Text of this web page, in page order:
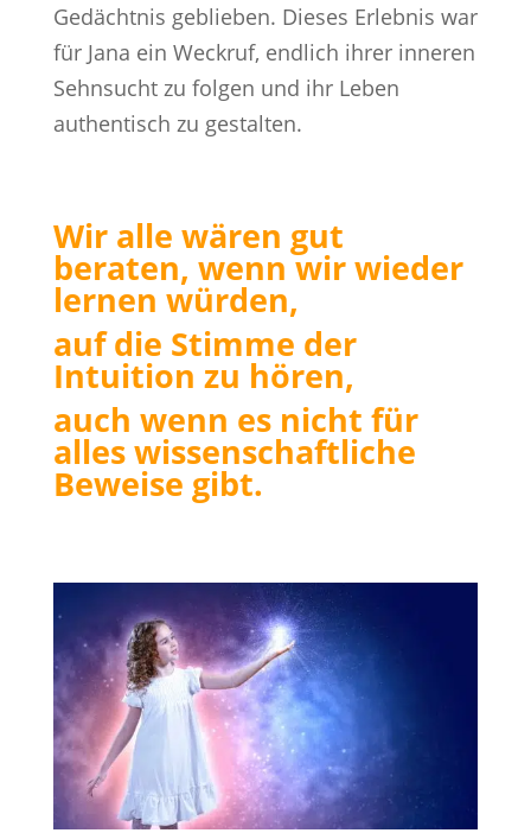
Gedächtnis geblieben. Dieses Erlebnis war
für Jana ein Weckruf, endlich ihrer inneren
Sehnsucht zu folgen und ihr Leben
authentisch zu gestalten.
Wir alle wären gut
beraten, wenn wir wieder
lernen würden,
auf die Stimme der
Intuition zu hören,
auch wenn es nicht für
alles wissenschaftliche
Beweise gibt.